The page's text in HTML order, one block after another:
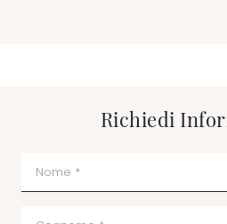
Richiedi